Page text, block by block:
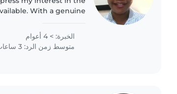
With a genuine
several years..
الخبرة: > 4 أعوام
متوسط زمن الرد: 3 ساعات